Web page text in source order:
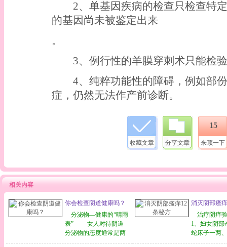
2、单基因疾病的检查只检查特定
的基因尚未被鉴定出来
。
3、例行性的羊膜穿刺术只能检验
4、纯粹功能性的障碍，例如部份
症，仍然无法作产前诊断。
收藏文章 分享文章
15
来顶一下
相关内容
你会检查阴道健康吗？
分泌物—健康的“晴雨
表” 女人对待阴道
分泌物的态度通常是两
个极端：要么对留在内
消灭阴部瘙
治疗阴
1、妇女阴部
蛇床子一两
钱，煎汤